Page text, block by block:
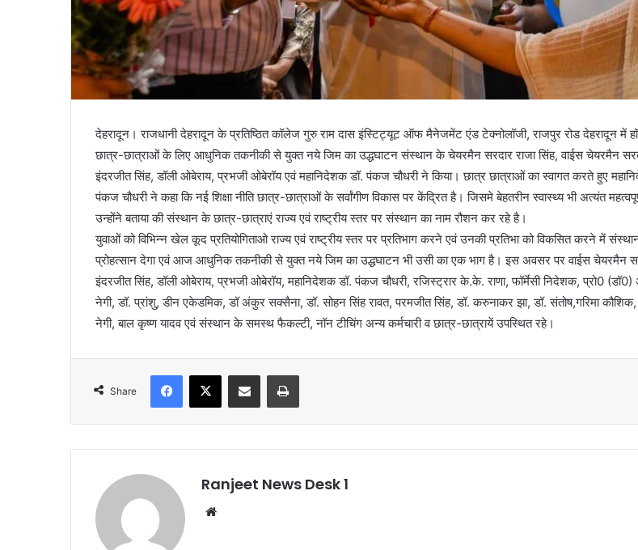
देहरादून। राजधानी देहरादून के प्रतिष्ठित कॉलेज गुरु राम दास इंस्टिट्यूट ऑफ मैनेजमेंट एंड टेक्नोलॉजी, राजपुर रोड देहरादून में
छात्र-छात्राओं के लिए आधुनिक तकनीकी से युक्त नये जिम का उद्धघाटन संस्थान के चेयरमैन सरदार राजा सिंह, वाईस चेयरमैन
इंदरजीत सिंह, डॉली ओबेराय, प्रभजी ओबेरॉय एवं महानिदेशक डॉ. पंकज चौधरी ने किया। छात्र छात्राओं का स्वागत करते हुए
पंकज चौधरी ने कहा कि नई शिक्षा नीति छात्र-छात्राओं के सर्वांगीण विकास पर केंद्रित है। जिसमे बेहतरीन स्वास्थ्य भी अत्यंत
उन्होंने बताया की संस्थान के छात्र-छात्राएं राज्य एवं राष्ट्रीय स्तर पर संस्थान का नाम रौशन कर रहे है।
युवाओं को विभिन्न खेल कूद प्रतियोगिताओ राज्य एवं राष्ट्रीय स्तर पर प्रतिभाग करने एवं उनकी प्रतिभा को विकसित करने में
प्रोहत्सान देगा एवं आज आधुनिक तकनीकी से युक्त नये जिम का उद्धघाटन भी उसी का एक भाग है। इस अवसर पर वाईस चेयरमैन
इंदरजीत सिंह, डॉली ओबेराय, प्रभजी ओबेरॉय, महानिदेशक डॉ. पंकज चौधरी, रजिस्ट्रार के.के. राणा, फॉर्मेसी निदेशक, प्रो0 (डॉ0)
नेगी, डॉ. प्रांशु, डीन एकेडमिक, डॉ अंकुर सक्सैना, डॉ. सोहन सिंह रावत, परमजीत सिंह, डॉ. करुनाकर झा, डॉ. संतोष,गरिमा
नेगी, बाल कृष्ण यादव एवं संस्थान के समस्थ फैकल्टी, नॉन टीचिंग अन्य कर्मचारी व छात्र-छात्रायें उपस्थित रहे।
Share
Ranjeet News Desk 1